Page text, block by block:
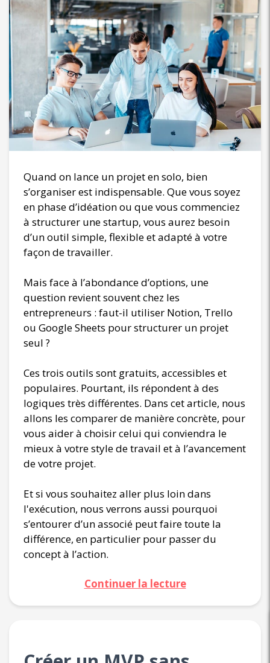
Quand on lance un projet en solo, bien
s’organiser est indispensable. Que vous soyez
en phase d’idéation ou que vous commenciez
à structurer une startup, vous aurez besoin
d’un outil simple, flexible et adapté à votre
façon de travailler.
Mais face à l’abondance d’options, une
question revient souvent chez les
entrepreneurs : faut-il utiliser Notion, Trello
ou Google Sheets pour structurer un projet
seul ?
Ces trois outils sont gratuits, accessibles et
populaires. Pourtant, ils répondent à des
logiques très différentes. Dans cet article, nous
allons les comparer de manière concrète, pour
vous aider à choisir celui qui conviendra le
mieux à votre style de travail et à l’avancement
de votre projet.
Et si vous souhaitez aller plus loin dans
l'exécution, nous verrons aussi pourquoi
s’entourer d’un associé peut faire toute la
différence, en particulier pour passer du
concept à l’action.
Continuer la lecture